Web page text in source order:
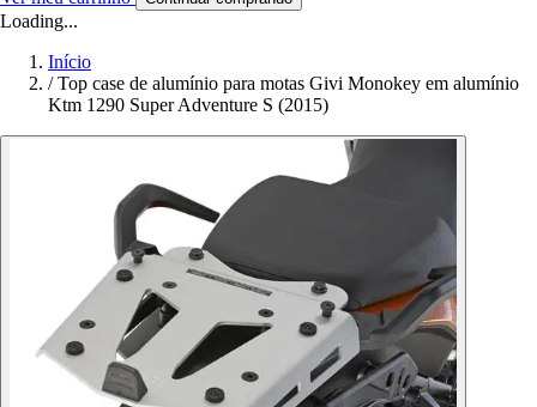
Loading...
Início
/ Top case de alumínio para motas Givi Monokey em alumínio
Ktm 1290 Super Adventure S (2015)